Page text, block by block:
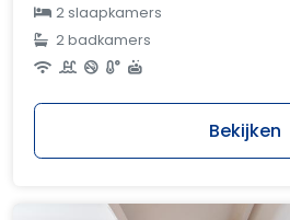
2 slaapkamers
2 badkamers
Bekijken